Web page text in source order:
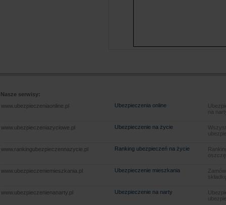
Nasze serwisy:
www.ubezpieczeniaonline.pl
Ubezpieczenia online
na
www.ubezpieczeniazyciowe.pl Ubezpieczenie na życie
www.rankingubezpieczennazycie.pl Ranking ubezpieczeń na życie
www.ubezpieczeniemieszkania.pl Ubezpieczenie mieszkania
www.ubezpieczenienanarty.pl Ubezpieczenie na narty